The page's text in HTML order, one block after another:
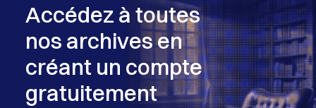
Accédez à toutes
nos archives en
créant un compte
gratuitement